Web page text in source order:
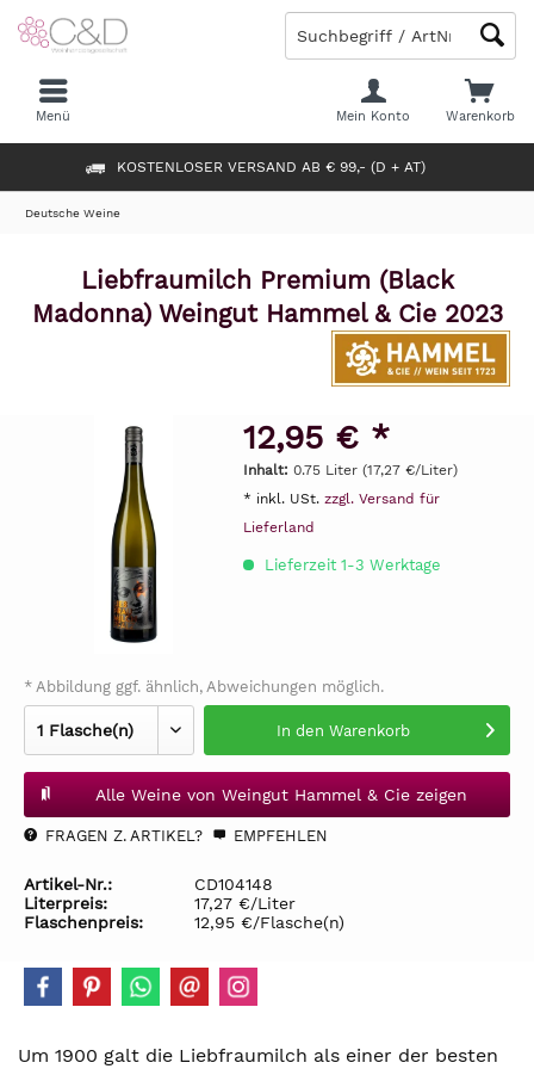
KOSTENLOSER VERSAND AB € 99,- (D + AT)
Warenkorb
Mein Konto
Menü
Deutsche Weine
Liebfraumilch Premium (Black
Madonna) Weingut Hammel & Cie 2023
12,95 € *
Inhalt: 0.75 Liter (17,27 €/Liter)
* inkl. USt. zzgl. Versand für
Lieferland
Lieferzeit 1-3 Werktage
* Abbildung ggf. ähnlich, Abweichungen möglich.
In den Warenkorb
Alle Weine von Weingut Hammel & Cie zeigen
FRAGEN Z. ARTIKEL? EMPFEHLEN
Artikel-Nr.:
CD104148
Literpreis:
17,27 €/Liter
Flaschenpreis:
12,95 €/Flasche(n)
Um 1900 galt die Liebfraumilch als einer der besten